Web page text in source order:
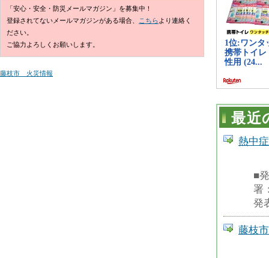
最近
熱中
■
署
発
藤枝
「安心・安全・防災メールマガジン」を募集中！
登録されてないメールマガジンがある場合、
こちら より連絡く
ださい。
ご協力よろしくお願いします。
藤枝市 火災情報